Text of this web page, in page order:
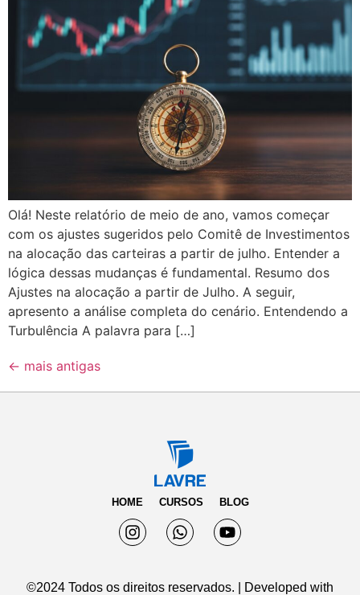
Olá! Neste relatório de meio de ano, vamos começar
com os ajustes sugeridos pelo Comitê de Investimentos
na alocação das carteiras a partir de julho. Entender a
lógica dessas mudanças é fundamental. Resumo dos
Ajustes na alocação a partir de Julho. A seguir,
apresento a análise completa do cenário. Entendendo a
Turbulência A palavra para […]
← mais antigas
HOME CURSOS BLOG
©2024 Todos os direitos reservados. | Developed with